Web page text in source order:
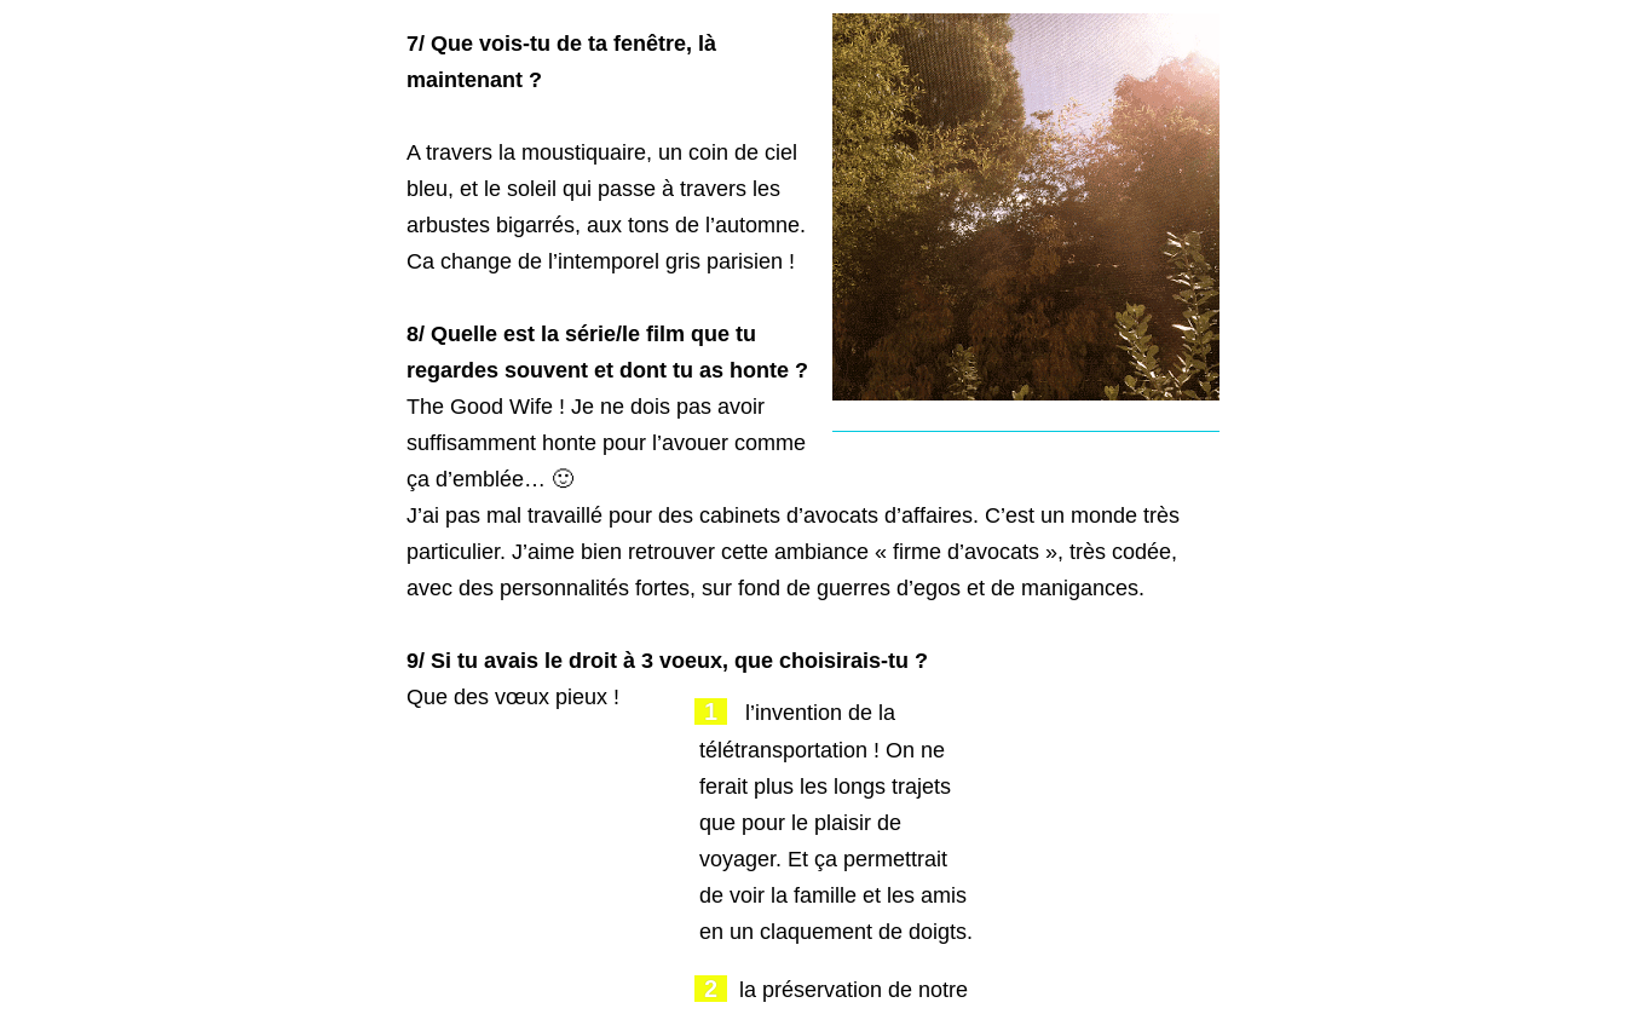
7/ Que vois-tu de ta fenêtre, là
maintenant ?
A travers la moustiquaire, un coin de ciel
bleu, et le soleil qui passe à travers les
arbustes bigarrés, aux tons de l’automne.
Ca change de l’intemporel gris parisien !
8/ Quelle est la série/le film que tu
regardes souvent et dont tu as honte ?
The Good Wife ! Je ne dois pas avoir
suffisamment honte pour l’avouer comme
ça d’emblée… 🙂
J’ai pas mal travaillé pour des cabinets d’avocats d’affaires. C’est un monde très
particulier. J’aime bien retrouver cette ambiance « firme d’avocats », très codée,
avec des personnalités fortes, sur fond de guerres d’egos et de manigances.
9/ Si tu avais le droit à 3 voeux, que choisirais-tu ?
Que des vœux pieux !
l’invention de la
télétransportation ! On ne
ferait plus les longs trajets
que pour le plaisir de
voyager. Et ça permettrait
de voir la famille et les amis
en un claquement de doigts.
la préservation de notre